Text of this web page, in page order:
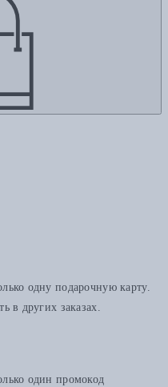
одну подарочную карту.
в других заказах.
один промокод